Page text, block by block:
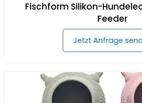
Fischform Silikon-
Feeder
Jetzt Anfrage